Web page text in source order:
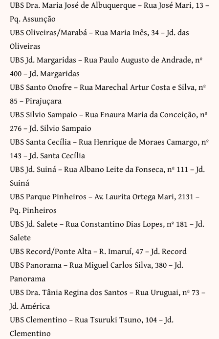
UBS Dra. Maria José de Albuquerque – Rua José Mari, 13 –
Pq. Assunção
UBS Oliveiras/Marabá – Rua Maria Inês, 34 – Jd. das
Oliveiras
UBS Jd. Margaridas – Rua Paulo Augusto de Andrade, nº
400 – Jd. Margaridas
UBS Santo Onofre – Rua Marechal Artur Costa e Silva, nº
85 – Pirajuçara
UBS Silvio Sampaio – Rua Enaura Maria da Conceição, nº
276 – Jd. Silvio Sampaio
UBS Santa Cecília – Rua Henrique de Moraes Camargo, nº
143 – Jd. Santa Cecília
UBS Jd. Suiná – Rua Albano Leite da Fonseca, nº 111 – Jd.
Suiná
UBS Parque Pinheiros – Av. Laurita Ortega Mari, 2131 –
Pq. Pinheiros
UBS Jd. Salete – Rua Constantino Dias Lopes, nº 181 – Jd.
Salete
UBS Record/Ponte Alta – R. Imaruí, 47 – Jd. Record
UBS Panorama – Rua Miguel Carlos Silva, 380 – Jd.
Panorama
UBS Dra. Tânia Regina dos Santos – Rua Uruguai, nº 73 –
Jd. América
UBS Clementino – Rua Tsuruki Tsuno, 104 – Jd.
Clementino